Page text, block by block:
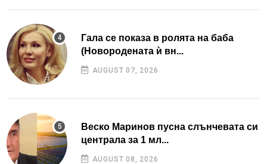
Гала се показа в ролята на баба
(Новородената ѝ вн...
AUGUST 07, 2026
Веско Маринов пусна слънчевата си
централа за 1 мл...
AUGUST 08, 2026